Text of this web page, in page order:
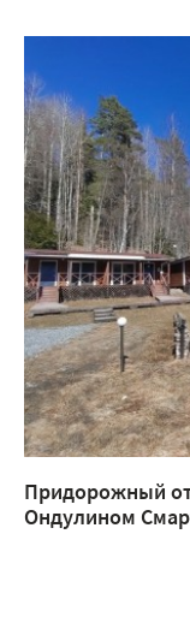
Придорожный
Ондулином